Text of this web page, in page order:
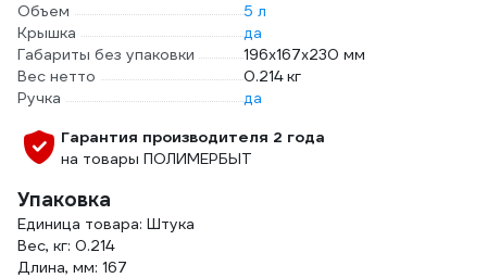
Объем
5 л
Крышка
да
Габариты без упаковки
196х167х230 мм
Вес нетто
0.214 кг
Ручка
да
Гарантия производителя 2 года
на товары ПОЛИМЕРБЫТ
Упаковка
Единица товара: Штука
Вес, кг: 0.214
Длина, мм: 167